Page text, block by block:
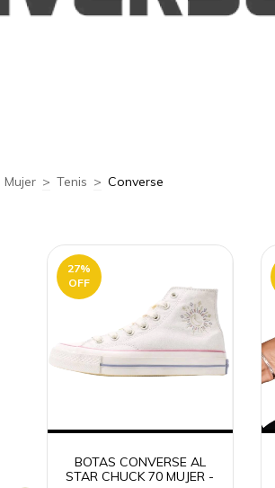
Mujer > Tenis > Converse
27%
OFF
BOTAS CONVERSE AL
STAR CHUCK 70 MUJER -